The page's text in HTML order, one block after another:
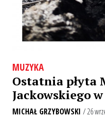
MUZYKA
Ostatnia płyta
Jackowskiego
MICHAŁ GRZYBOWSKI / 26